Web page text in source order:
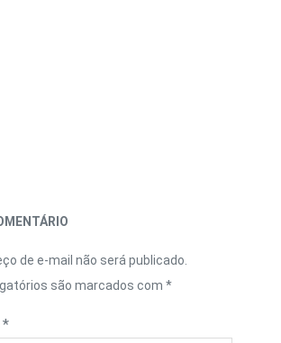
de e-mail não será publicado.
são marcados com *
*